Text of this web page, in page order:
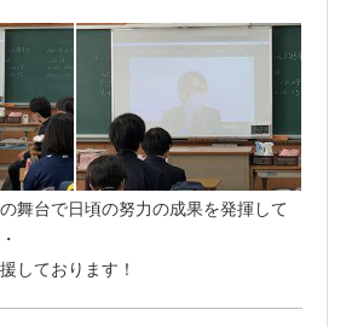
舞台で日頃の努力の成果を発揮して
しております！